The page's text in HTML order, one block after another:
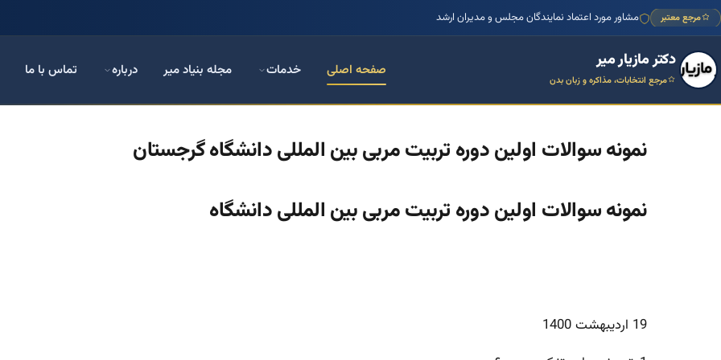
مرجع معتبر مشاور مورد اعتماد نمایندگان مجلس و مدیران ارشد
دکتر مازیار میر
مرجع انتخابات، مذاکره و زبان بدن
صفحه اصلی خدمات مجله بنیاد میر درباره تماس با ما
نمونه سوالات اولین دوره تربیت مربی بین المللی دانشگاه گرجستان
نمونه سوالات اولین دوره تربیت مربی بین المللی دانشگاه
19 اردیبهشت 1400